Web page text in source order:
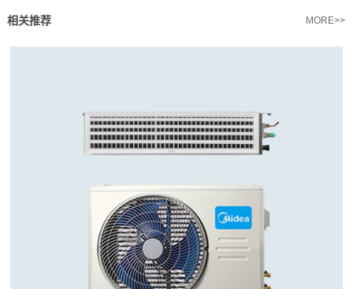
相关推荐 MORE>>